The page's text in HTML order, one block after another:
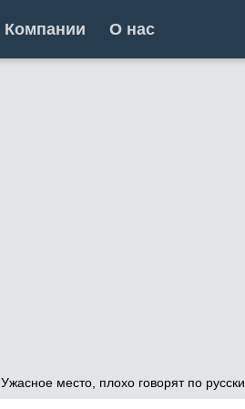
Компании О нас
Ужасное место, плохо говорят по русски